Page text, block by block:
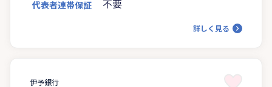
代表者連帯保証 不要
詳しく見る
伊予銀行